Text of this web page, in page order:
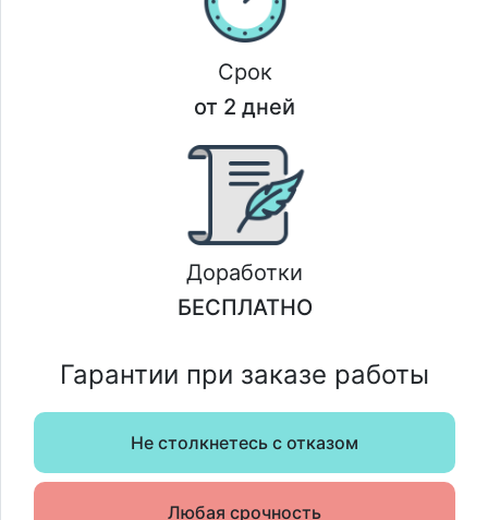
Срок
от 2 дней
Доработки
БЕСПЛАТНО
Гарантии при заказе работы
Не столкнетесь с отказом
Любая срочность